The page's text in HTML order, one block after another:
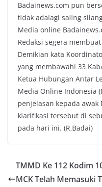
Badainews.com pun
tidak adalagi saling
Media online
Redaksi segera
Demikian kata
yang membawahi 33
Ketua Hubungan Antar
Media Online Indonesia
penjelasan kepada
klarifikasi tersebut di
pada hari ini. (R.Badai)
TMMD Ke 112 Kodim
MCK Telah Memasuki